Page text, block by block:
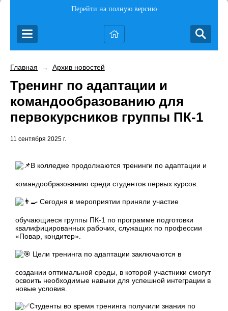
Перейти на полную версию
Главная → Архив новостей
Тренинг по адаптации и
командообразованию для
первокурсников группы ПК-1
11 сентября 2025 г.
В колледже продолжаются тренинги по адаптации и
командообразованию среди студентов первых курсов.
Сегодня в мероприятии приняли участие
обучающиеся группы ПК-1 по программе подготовки
квалифицированных рабочих, служащих по профессии
«Повар, кондитер».
Цели тренинга по адаптации заключаются в
создании оптимальной среды, в которой участники смогут
освоить необходимые навыки для успешной интеграции в
новые условия.
Студенты во время тренинга получили знания по